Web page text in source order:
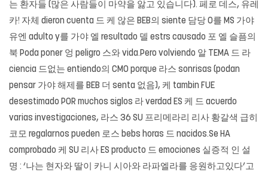
는 환자들 (많은 사람들이 마약을 앓고 있습니다). 페로 데스, 유레
카! 자체 dieron cuenta 드 케 않은 BEB의 siente 담당 O를 MS 가야
유엔 adulto y를 가야 엘 resultado 델 estrs causado 포 엘 슬픔의
북 Poda poner 엉 peligro 스와 vida.Pero volviendo 알 TEMA 드 라
ciencia 드없는 entiendo의 CMO porque 라스 sonrisas (podan
pensar 가야 해제를 BEB 더 senta 없음), 케 tambin FUE
desestimado POR muchos siglos 라 verdad ES 케 드 acuerdo
varias investigaciones, 라스 36 SU 프리메라리 리사 황갈색 급히
코모 regalarnos pueden 로스 bebs horas 드 nacidos.Se HA
comprobado 케 SU 리사 ES producto 드 emociones 실증적 인 설
명 : ‘나는 현자와 딸이 카니 시아와 라파엘라를 응원하고있다’고